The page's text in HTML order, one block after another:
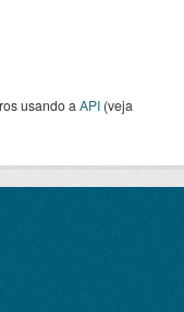
usando a API (veja